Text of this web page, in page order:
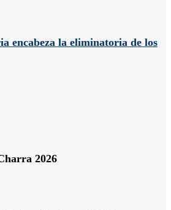
encabeza la eliminatoria de los
2026